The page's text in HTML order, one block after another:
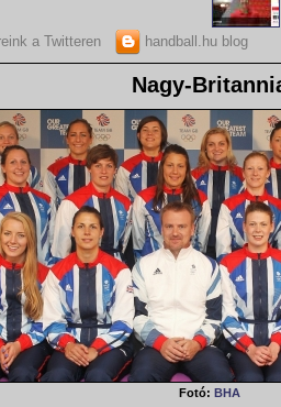
a Twitteren handball.hu blog
Nagy-
Fotó: BHA